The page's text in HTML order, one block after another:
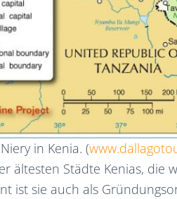
in Kenia. (
ältesten Städte Kenias,
ist sie auch als